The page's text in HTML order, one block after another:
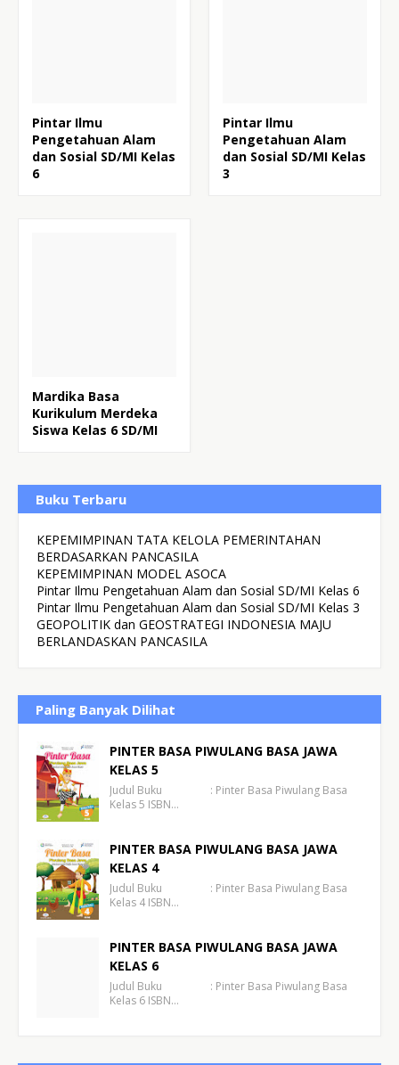
Pintar Ilmu
Pengetahuan Alam
dan Sosial SD/MI Kelas
6
Pintar Ilmu
Pengetahuan Alam
dan Sosial SD/MI Kelas
3
Mardika Basa
Kurikulum Merdeka
Siswa Kelas 6 SD/MI
Buku Terbaru
KEPEMIMPINAN TATA KELOLA PEMERINTAHAN
BERDASARKAN PANCASILA
KEPEMIMPINAN MODEL ASOCA
Pintar Ilmu Pengetahuan Alam dan Sosial SD/MI Kelas 6
Pintar Ilmu Pengetahuan Alam dan Sosial SD/MI Kelas 3
GEOPOLITIK dan GEOSTRATEGI INDONESIA MAJU
BERLANDASKAN PANCASILA
Paling Banyak Dilihat
PINTER BASA PIWULANG BASA JAWA
KELAS 5
Judul Buku : Pinter Basa Piwulang Basa
Kelas 5 ISBN…
PINTER BASA PIWULANG BASA JAWA
KELAS 4
Judul Buku : Pinter Basa Piwulang Basa
Kelas 4 ISBN…
PINTER BASA PIWULANG BASA JAWA
KELAS 6
Judul Buku : Pinter Basa Piwulang Basa
Kelas 6 ISBN…